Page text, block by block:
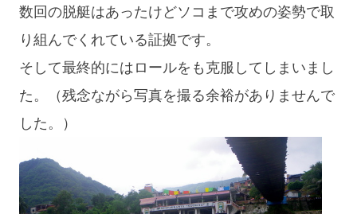
数回の脱艇はあったけどソコまで攻めの姿勢で取
り組んでくれている証拠です。
そして最終的にはロールをも克服してしまいまし
た。（残念ながら写真を撮る余裕がありませんで
した。）